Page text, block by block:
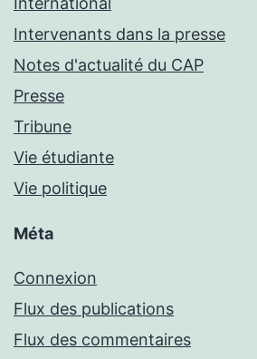
Intervenants dans la presse
Notes d'actualité du CAP
Presse
Tribune
Vie étudiante
Vie politique
Méta
Connexion
Flux des publications
Flux des commentaires